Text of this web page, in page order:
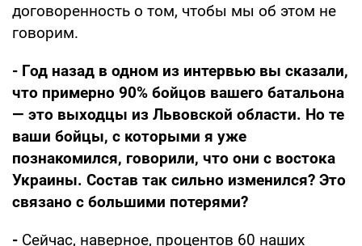
договоренность о том, чтобы мы об этом не
говорим.
- Год назад в одном из интервью вы сказали,
что примерно 90% бойцов вашего батальона
— это выходцы из Львовской области. Но те
ваши бойцы, с которыми я уже
познакомился, говорили, что они с востока
Украины. Состав так сильно изменился? Это
связано с большими потерями?
- Сейчас, наверное, процентов 60 наших